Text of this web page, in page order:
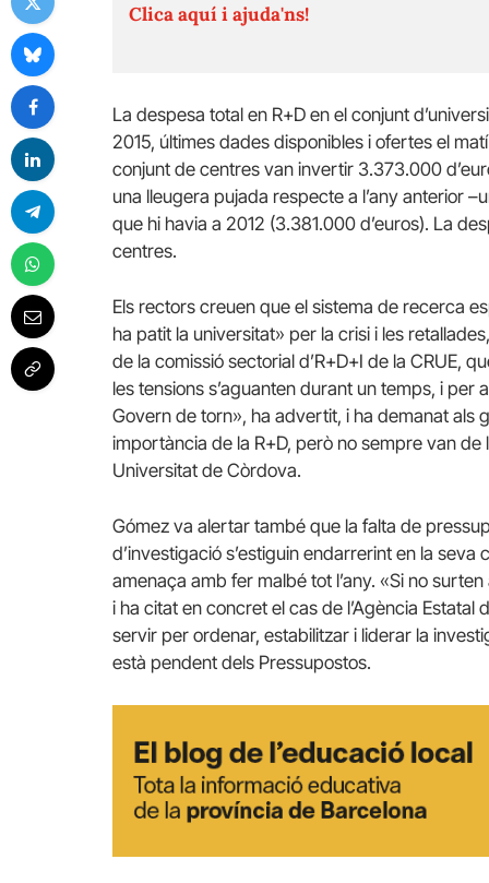
Clica aquí i ajuda'ns!
La despesa total en R+D en el conjunt
2015, últimes dades disponibles i ofertes el
conjunt de centres van invertir 3.373.000
una lleugera pujada respecte a l’any anterior
que hi havia a 2012 (3.381.000 d’euros). La
centres.
Els rectors creuen que el sistema de recerca
ha patit la universitat» per la crisi i les
de la comissió sectorial d’R+D+I de la CRUE,
les tensions s’aguanten durant un temps, i per
Govern de torn», ha advertit, i ha demanat als
importància de la R+D, però no sempre van
Universitat de Còrdova.
Gómez va alertar també que la falta de
d’investigació s’estiguin endarrerint en la
amenaça amb fer malbé tot l’any. «Si no
i ha citat en concret el cas de l’Agència
servir per ordenar, estabilitzar i liderar la
està pendent dels Pressupostos.